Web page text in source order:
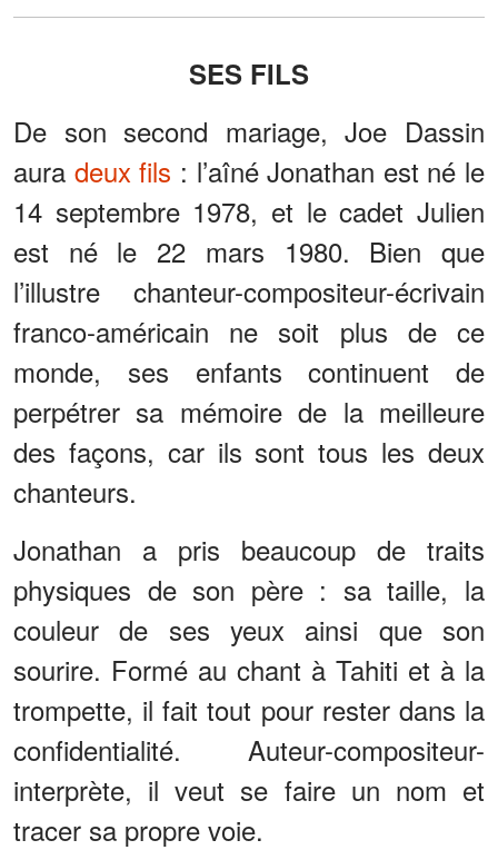
SES FILS
De son second mariage, Joe Dassin
aura deux fils : l’aîné Jonathan est né le
14 septembre 1978, et le cadet Julien
est né le 22 mars 1980. Bien que
l’illustre chanteur-compositeur-écrivain
franco-américain ne soit plus de ce
monde, ses enfants continuent de
perpétrer sa mémoire de la meilleure
des façons, car ils sont tous les deux
chanteurs.
Jonathan a pris beaucoup de traits
physiques de son père : sa taille, la
couleur de ses yeux ainsi que son
sourire. Formé au chant à Tahiti et à la
trompette, il fait tout pour rester dans la
confidentialité. Auteur-compositeur-
interprète, il veut se faire un nom et
tracer sa propre voie.